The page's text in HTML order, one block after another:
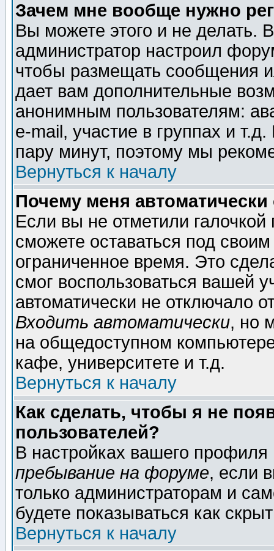
Зачем мне вообще нужно
Вы можете этого и не делать.
администратор настроил
чтобы размещать сообщения
дает вам дополнительные
анонимным пользователям:
e-mail, участие в группах и
пару минут, поэтому мы
Вернуться к началу
Почему меня автоматически
Если вы не отметили галочкой
сможете оставаться под
ограниченное время. Это
смог воспользоваться вашей
автоматически не отключало
Входить автоматически, но
на общедоступном
кафе, университете и т.д.
Вернуться к началу
Как сделать, чтобы я не
пользователей?
В настройках вашего
пребывание на форуме, если
только администраторам и
будете показываться как
Вернуться к началу